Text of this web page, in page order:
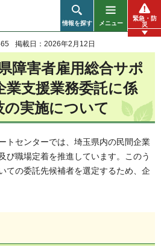
情報を探す メニュー
緊急・防
災
掲載日：2026年2月12日
障害者雇用総合サポ
業支援業務委託に係
の実施について
トセンターでは、埼玉県内の民間企業
び職場定着を推進しています。このう
ての委託先候補者を選定するため、企